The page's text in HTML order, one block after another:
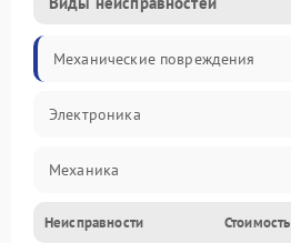
Механические повреждения
Электроника
Механика
Электропитание
Неисправности Стоимость